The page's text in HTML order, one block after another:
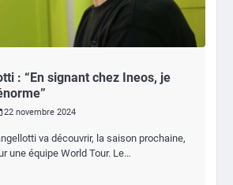
: “En signant chez Ineos, je
22 novembre 2024
va découvrir, la saison prochaine,
une équipe World Tour. Le…